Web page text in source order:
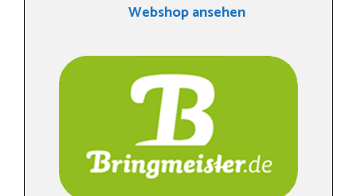
Webshop ansehen